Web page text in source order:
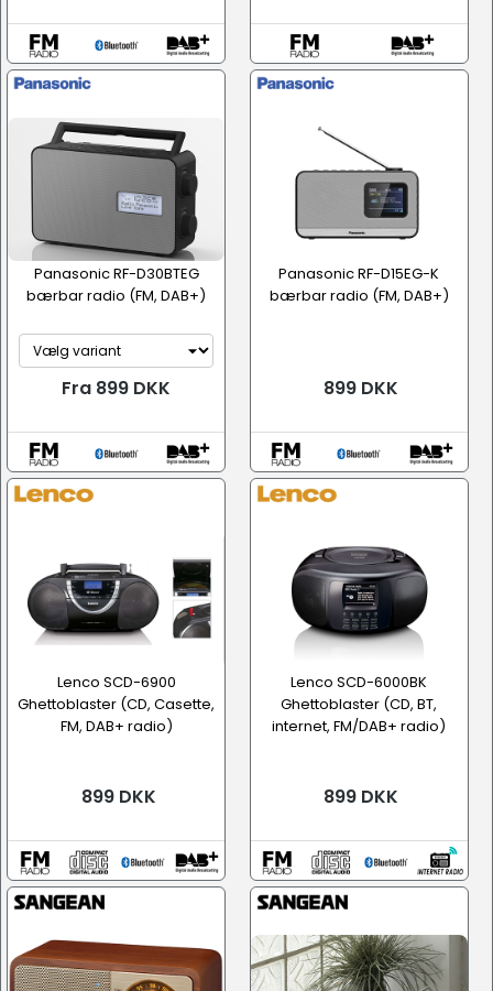
Panasonic RF-D30BTEG
bærbar radio (FM, DAB+)
Fra 899 DKK
Panasonic RF-D15EG-K
bærbar radio (FM, DAB+)
899 DKK
Lenco SCD-6900
Ghettoblaster (CD, Casette,
FM, DAB+ radio)
899 DKK
Lenco SCD-6000BK
Ghettoblaster (CD, BT,
internet, FM/DAB+ radio)
899 DKK